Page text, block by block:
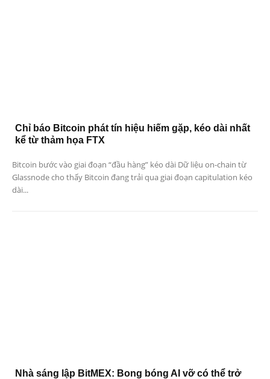
Chỉ báo Bitcoin phát tín hiệu hiếm gặp, kéo dài nhất
kể từ thảm họa FTX
Bitcoin bước vào giai đoạn “đầu hàng” kéo dài Dữ liệu on-chain từ
Glassnode cho thấy Bitcoin đang trải qua giai đoạn capitulation kéo
dài...
Nhà sáng lập BitMEX: Bong bóng AI vỡ có thể trở